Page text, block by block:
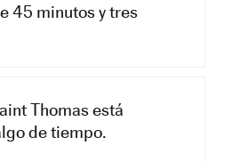
45 minutos y tres
Thomas está
de tiempo.